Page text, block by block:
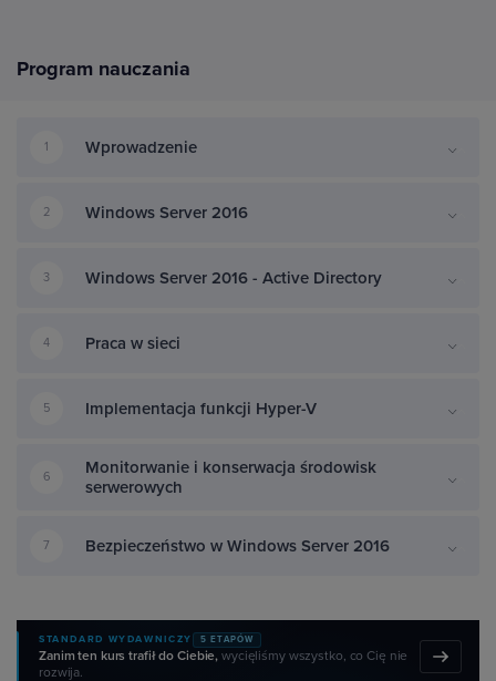
Program nauczania
1 Wprowadzenie
2 Windows Server 2016
3 Windows Server 2016 - Active Directory
4 Praca w sieci
5 Implementacja funkcji Hyper-V
6
Monitorwanie i konserwacja środowisk
serwerowych
7 Bezpieczeństwo w Windows Server 2016
STANDARD WYDAWNICZY 5 ETAPÓW
Zanim ten kurs trafił do Ciebie,wycięliśmy wszystko, co Cię nie
rozwija.